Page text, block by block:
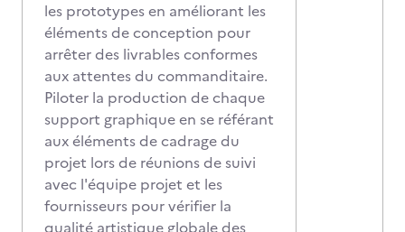
les prototypes en améliorant les
éléments de conception pour
arrêter des livrables conformes
aux attentes du commanditaire.
Piloter la production de chaque
support graphique en se référant
aux éléments de cadrage du
projet lors de réunions de suivi
avec l'équipe projet et les
fournisseurs pour vérifier la
qualité artistique globale des